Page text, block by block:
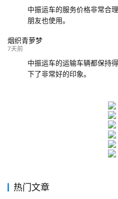
中振运车的服务价格非常合
朋友也使用。
烟织青萝梦
7天前
中振运车的运输车辆都保持
下了非常好的印象。
热门文章